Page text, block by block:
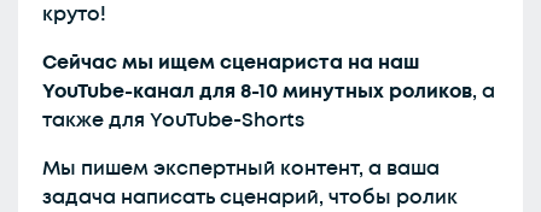
круто!
Сейчас мы ищем сценариста на наш
YouTube-канал для 8-10 минутных роликов, а
также для YouTube-Shorts
Мы пишем экспертный контент, а ваша
задача написать сценарий, чтобы ролик